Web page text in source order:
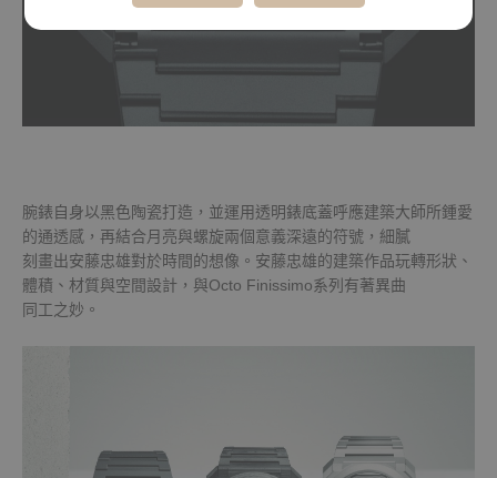
腕錶自身以黑色陶瓷打造，並運用透明錶底蓋呼應建築大師所鍾愛
的通透感，再結合月亮與螺旋兩個意義深遠的符號，細膩
刻畫出安藤忠雄對於時間的想像。安藤忠雄的建築作品玩轉形狀、
體積、材質與空間設計，與Octo Finissimo系列有著異曲
同工之妙。